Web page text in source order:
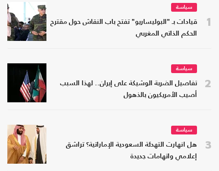
1
سياسة
قيادات بـ "البوليساريو" تفتح باب النقاش حول مقترح
الحكم الذاتي المغربي
2
سياسة
تفاصيل الضربة الوشيكة على إيران.. لهذا السبب
أصيب الأمريكيون بالذهول
3
سياسة
هل انهارت التهدئة السعودية الإماراتية؟ تراشق
إعلامي واتهامات جديدة